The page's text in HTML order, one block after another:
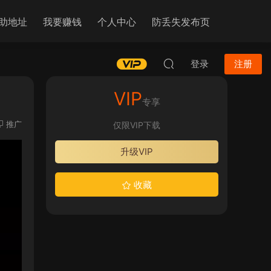
地址 我要赚钱 个人中心 防丢失发布页
登录 注册
推广
VIP专享
仅限VIP下载
升级VIP
收藏